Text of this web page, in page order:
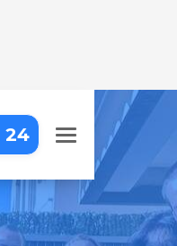
24
EN
para